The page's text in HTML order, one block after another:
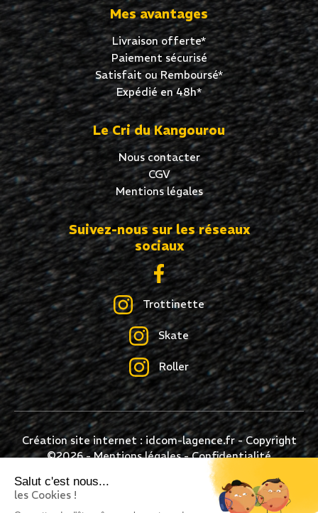
Salut c'est nous...
les Cookies !
Mes avantages
Livraison offerte*
Paiement sécurisé
Satisfait ou Remboursé*
Expédié en 48h*
Le Cri du Kangourou
Nous contacter
CGV
Mentions légales
Suivez-nous sur les réseaux
sociaux
Trottinette
Skate
Roller
Création site internet : idcom-lagence.fr- Copyright
©2026 -Mentions légales-Confidentialité